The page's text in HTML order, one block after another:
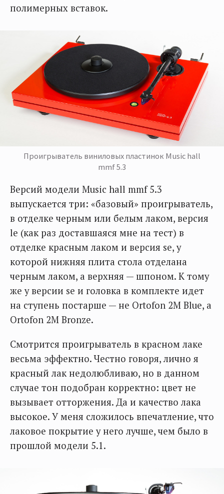
полимерных вставок.
Проигрыватель виниловых пластинок Music hall
mmf 5.3
Версий модели Music hall mmf 5.3
выпускается три: «базовый» проигрыватель,
в отделке черным или белым лаком, версия
le (как раз доставшаяся мне на тест) в
отделке красным лаком и версия se, у
которой нижняя плита стола отделана
черным лаком, а верхняя — шпоном. К тому
же у версии se и головка в комплекте идет
на ступень постарше — не Ortofon 2M Blue, а
Ortofon 2M Bronze.
Смотрится проигрыватель в красном лаке
весьма эффектно. Честно говоря, лично я
красный лак недолюбливаю, но в данном
случае тон подобран корректно: цвет не
вызывает отторжения. Да и качество лака
высокое. У меня сложилось впечатление, что
лаковое покрытие у него лучше, чем было в
прошлой модели 5.1.